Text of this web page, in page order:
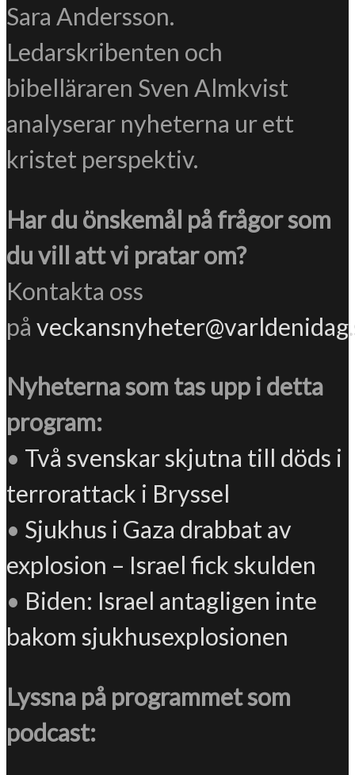
Sara Andersson.
Ledarskribenten och
bibelläraren Sven Almkvist
analyserar nyheterna ur ett
kristet perspektiv.
Har du önskemål på frågor som
du vill att vi pratar om?
Kontakta oss
på
Nyheterna som tas upp i detta
program:
• Två svenskar skjutna till döds i
terrorattack i Bryssel
• Sjukhus i Gaza drabbat av
explosion – Israel fick skulden
• Biden: Israel antagligen inte
bakom sjukhusexplosionen
Lyssna på programmet som
podcast: